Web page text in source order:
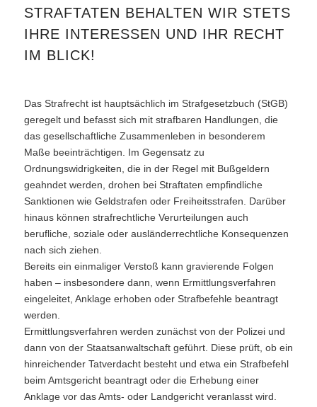
STRAFTATEN BEHALTEN WIR STETS
IHRE INTERESSEN UND IHR RECHT
IM BLICK!
Das Strafrecht ist hauptsächlich im Strafgesetzbuch (StGB)
geregelt und befasst sich mit strafbaren Handlungen, die
das gesellschaftliche Zusammenleben in besonderem
Maße beeinträchtigen. Im Gegensatz zu
Ordnungswidrigkeiten, die in der Regel mit Bußgeldern
geahndet werden, drohen bei Straftaten empfindliche
Sanktionen wie Geldstrafen oder Freiheitsstrafen. Darüber
hinaus können strafrechtliche Verurteilungen auch
berufliche, soziale oder ausländerrechtliche Konsequenzen
nach sich ziehen.
Bereits ein einmaliger Verstoß kann gravierende Folgen
haben – insbesondere dann, wenn Ermittlungsverfahren
eingeleitet, Anklage erhoben oder Strafbefehle beantragt
werden.
Ermittlungsverfahren werden zunächst von der Polizei und
dann von der Staatsanwaltschaft geführt. Diese prüft, ob ein
hinreichender Tatverdacht besteht und etwa ein Strafbefehl
beim Amtsgericht beantragt oder die Erhebung einer
Anklage vor das Amts- oder Landgericht veranlasst wird.